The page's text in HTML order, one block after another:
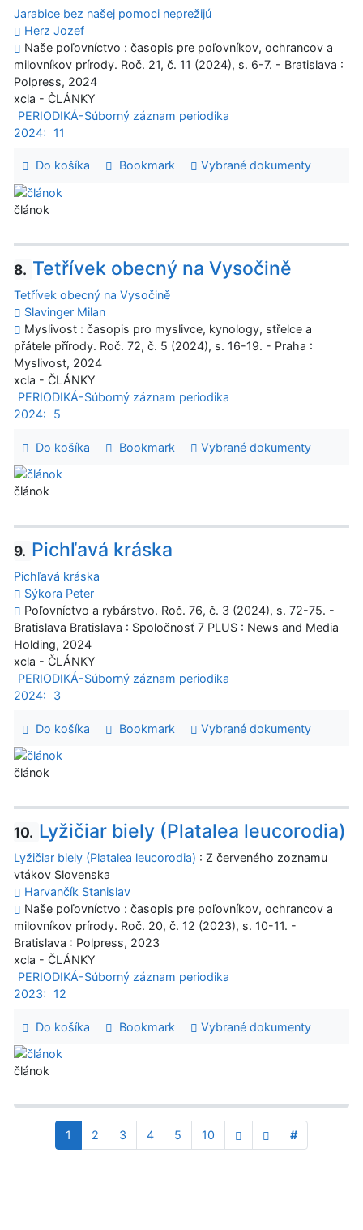
Jarabice bez našej pomoci neprežijú
Herz Jozef
Naše poľovníctvo : časopis pre poľovníkov, ochrancov a
milovníkov prírody. Roč. 21, č. 11 (2024), s. 6-7. - Bratislava :
Polpress, 2024
xcla - ČLÁNKY
PERIODIKÁ-Súborný záznam periodika
2024:
11
Do košíka Bookmark Vybrané dokumenty
článok
8. Tetřívek obecný na Vysočině
Tetřívek obecný na Vysočině
Slavinger Milan
Myslivost : časopis pro myslivce, kynology, střelce a
přátele přírody. Roč. 72, č. 5 (2024), s. 16-19. - Praha :
Myslivost, 2024
xcla - ČLÁNKY
PERIODIKÁ-Súborný záznam periodika
2024:
5
Do košíka Bookmark Vybrané dokumenty
článok
9. Pichľavá kráska
Pichľavá kráska
Sýkora Peter
Poľovníctvo a rybárstvo. Roč. 76, č. 3 (2024), s. 72-75. -
Bratislava Bratislava : Spoločnosť 7 PLUS : News and Media
Holding, 2024
xcla - ČLÁNKY
PERIODIKÁ-Súborný záznam periodika
2024:
3
Do košíka Bookmark Vybrané dokumenty
článok
10. Lyžičiar biely (Platalea leucorodia)
Lyžičiar biely (Platalea leucorodia) : Z červeného zoznamu
vtákov Slovenska
Harvančík Stanislav
Naše poľovníctvo : časopis pre poľovníkov, ochrancov a
milovníkov prírody. Roč. 20, č. 12 (2023), s. 10-11. -
Bratislava : Polpress, 2023
xcla - ČLÁNKY
PERIODIKÁ-Súborný záznam periodika
2023:
12
Do košíka Bookmark Vybrané dokumenty
článok
1 2 3 4 5 10 #